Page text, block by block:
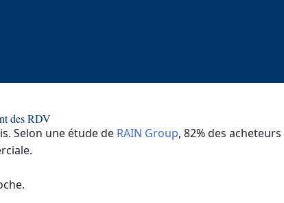
des RDV
Selon une étude de RAIN Group, 82% des